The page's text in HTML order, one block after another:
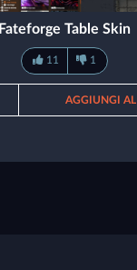
Fateforge Table Skin
11 1
AGGIUNGI AL